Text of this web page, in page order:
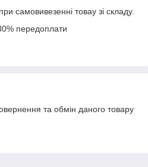
самовивезенні товау зі складу.
передоплати
та обмін даного товару